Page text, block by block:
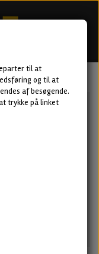
til at
og til at
af besøgende.
trykke på linket